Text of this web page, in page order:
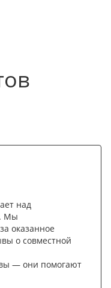
над
Мы
оказанное
о совместной
— они помогают